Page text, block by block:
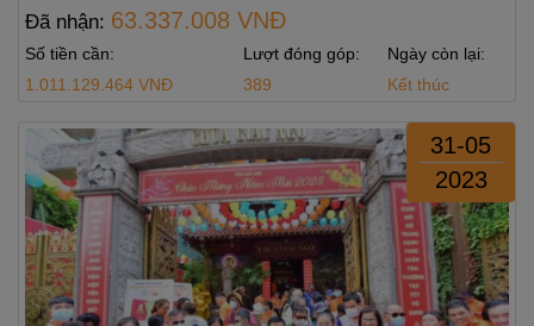
Đã nhận: 63.337.008 VNĐ
Số tiền cần:
1.011.129.464 VNĐ
Lượt đóng góp:
389
Ngày còn lại:
Kết thúc
31-05
2023